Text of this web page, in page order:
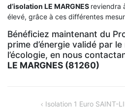
d’isolation LE MARGNES reviendra
élevé, grâce à ces différentes
Bénéficiez maintenant du
prime d’énergie validé par
l’écologie, en nous
LE MARGNES (81260)
NAVIGATIONIsolation 1 Euro SAINT-